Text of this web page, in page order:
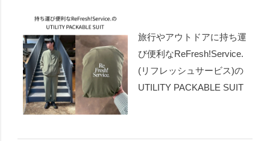
旅行やアウトドアに持ち運
び便利なReFresh!Service.
(リフレッシュサービス)の
UTILITY PACKABLE SUIT